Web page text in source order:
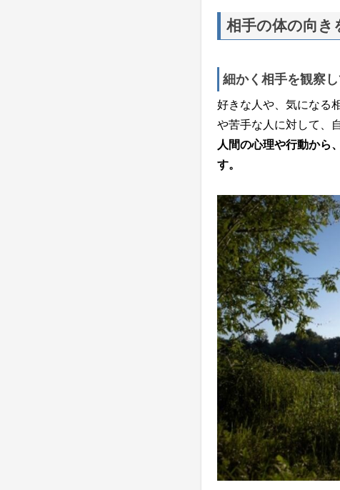
相手の体の向き
細かく相手を観察し
好きな人や、気になる
や苦手な人に対して、
人間の心理や行動から
す。